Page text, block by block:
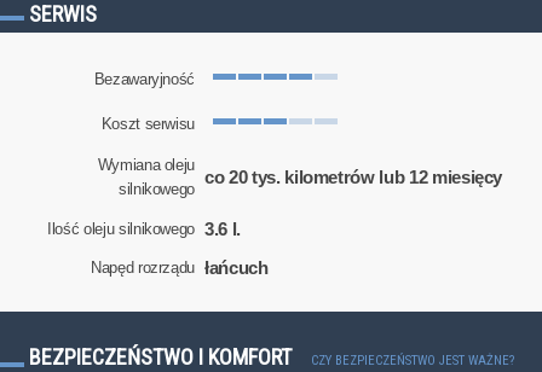
SERWIS
Bezawaryjność
Koszt serwisu
Wymiana oleju
silnikowego
co 20 tys. kilometrów lub 12 miesięcy
Ilość oleju silnikowego 3.6 l.
Napęd rozrządu łańcuch
BEZPIECZEŃSTWO I KOMFORT CZY BEZPIECZEŃSTWO JEST WAŻNE?